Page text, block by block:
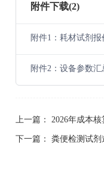
附件下载(2)
附件1：耗材试剂报
附件2：设备参数汇
上一篇： 2026年成本
下一篇： 粪便检测试剂